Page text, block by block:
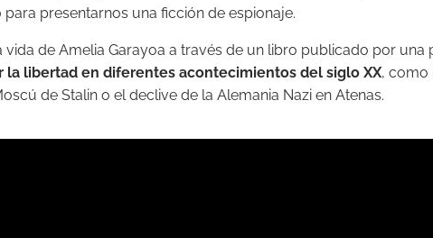
presentarnos una ficción de espionaje.
vida de Amelia Garayoa a través de un libro publicado por una
la libertad en diferentes acontecimientos del siglo XX, como
de Stalin o el declive de la Alemania Nazi en Atenas.